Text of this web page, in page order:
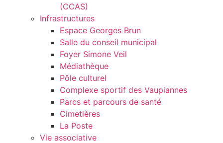
(CCAS)
Infrastructures
Espace Georges Brun
Salle du conseil municipal
Foyer Simone Veil
Médiathèque
Pôle culturel
Complexe sportif des Vaupiannes
Parcs et parcours de santé
Cimetières
La Poste
Vie associative